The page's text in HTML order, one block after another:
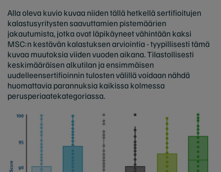
Alla oleva kuvio kuvaa niiden tällä hetkellä sertifioitujen
kalastusyritysten saavuttamien pistemäärien
jakautumista, jotka ovat läpikäyneet vähintään kaksi
MSC:n kestävän kalastuksen arviointia - tyypillisesti tämä
kuvaa muutoksia viiden vuoden aikana. Tilastollisesti
keskimääräisen alkutilan ja ensimmäisen
uudelleensertifioinnin tulosten välillä voidaan nähdä
huomattavia parannuksia kaikissa kolmessa
perusperiaatekategoriassa.